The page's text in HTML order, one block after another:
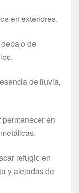
en exteriores.
de
de lluvia,
en
refugio en
y alejadas de